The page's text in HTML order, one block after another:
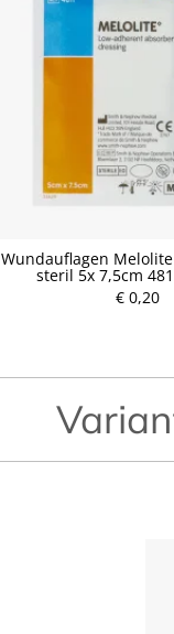
Wundauflagen
steril 5x 7,5cm
€ 0,20P